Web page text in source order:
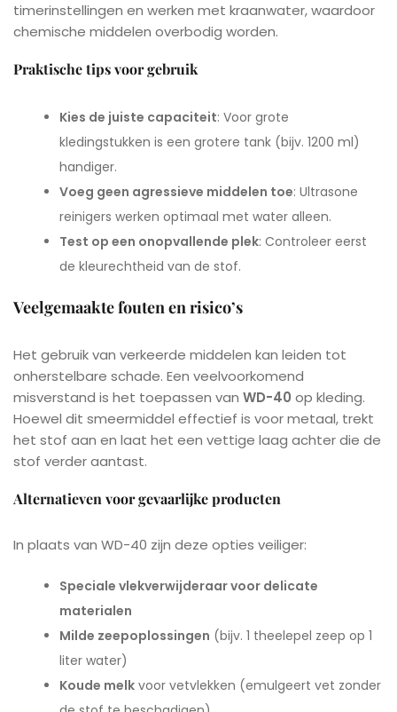
timerinstellingen en werken met kraanwater, waardoor
chemische middelen overbodig worden.
Praktische tips voor gebruik
Kies de juiste capaciteit: Voor grote
kledingstukken is een grotere tank (bijv. 1200 ml)
handiger.
Voeg geen agressieve middelen toe: Ultrasone
reinigers werken optimaal met water alleen.
Test op een onopvallende plek: Controleer eerst
de kleurechtheid van de stof.
Veelgemaakte fouten en risico’s
Het gebruik van verkeerde middelen kan leiden tot
onherstelbare schade. Een veelvoorkomend
misverstand is het toepassen van WD-40 op kleding.
Hoewel dit smeermiddel effectief is voor metaal, trekt
het stof aan en laat het een vettige laag achter die de
stof verder aantast.
Alternatieven voor gevaarlijke producten
In plaats van WD-40 zijn deze opties veiliger:
Speciale vlekverwijderaar voor delicate
materialen
Milde zeepoplossingen (bijv. 1 theelepel zeep op 1
liter water)
Koude melk voor vetvlekken (emulgeert vet zonder